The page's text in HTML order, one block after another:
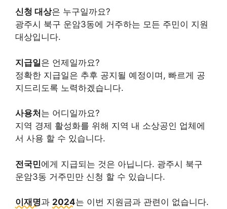
신청 대상은 누구일까요?
광주시 북구 운암3동에 거주하는 모든 주민이 지원
대상입니다.
지급일은 언제일까요?
정확한 지급일은 추후 공지될 예정이며, 빠르게 공
지드리도록 노력하겠습니다.
사용처 는 어디일까요?
지역 경제 활성화를 위해 지역 내 소상공인 업체에
서 사용 할 수 있습니다.
전국민에게 지급되는 것은 아닙니다. 광주시 북구
운암3동 거주민만 신청 할 수 있습니다.
이재명과 2024는 이번 지원금과 관련이 없습니다.